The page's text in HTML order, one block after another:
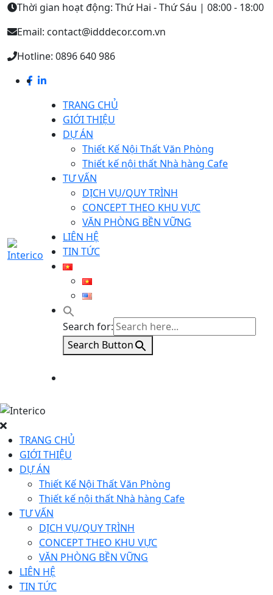
Thời gian hoạt động: Thứ Hai - Thứ Sáu | 08:00 - 18:00
Email: contact@idddecor.com.vn
Hotline: 0896 640 986
TRANG CHỦ
GIỚI THIỆU
DỰ ÁN
Thiết Kế Nội Thất Văn Phòng
Thiết kế nội thất Nhà hàng Cafe
TƯ VẤN
DỊCH VỤ/QUY TRÌNH
CONCEPT THEO KHU VỰC
VĂN PHÒNG BỀN VỮNG
LIÊN HỆ
TIN TỨC
Search for:
Search Button
TRANG CHỦ
GIỚI THIỆU
DỰ ÁN
Thiết Kế Nội Thất Văn Phòng
Thiết kế nội thất Nhà hàng Cafe
TƯ VẤN
DỊCH VỤ/QUY TRÌNH
CONCEPT THEO KHU VỰC
VĂN PHÒNG BỀN VỮNG
LIÊN HỆ
TIN TỨC